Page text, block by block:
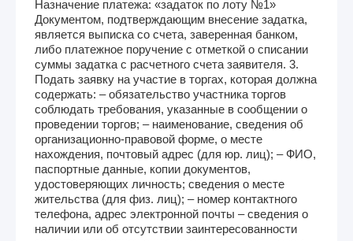
Назначение платежа: «задаток по лоту №1»
Документом, подтверждающим внесение задатка,
является выписка со счета, заверенная банком,
либо платежное поручение с отметкой о списании
суммы задатка с расчетного счета заявителя. 3.
Подать заявку на участие в торгах, которая должна
содержать: – обязательство участника торгов
соблюдать требования, указанные в сообщении о
проведении торгов; – наименование, сведения об
организационно-правовой форме, о месте
нахождения, почтовый адрес (для юр. лиц); – ФИО,
паспортные данные, копии документов,
удостоверяющих личность; сведения о месте
жительства (для физ. лиц); – номер контактного
телефона, адрес электронной почты – сведения о
наличии или об отсутствии заинтересованности